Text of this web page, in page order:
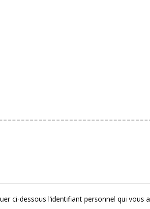
ci-dessous l’identifiant personnel qui vous a